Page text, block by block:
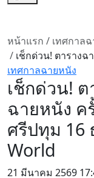
หน้าแรก / เทศกาล
/ เช็กด่วน! ตารางฉ
เทศกาลฉายหนัง
เช็กด่วน!
ฉายหนัง ค
ศรีปทุม 16
World
21 มีนาคม 2569